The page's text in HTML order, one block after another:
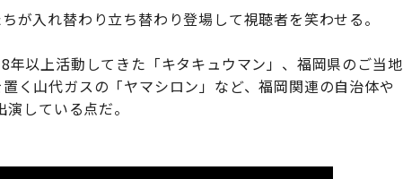
が入れ替わり立ち替わり登場して視聴者を笑わせる。
年以上活動してきた「キタキュウマン」、福岡県のご当地
く山代ガスの「ヤマシロン」など、福岡関連の自治体や
している点だ。